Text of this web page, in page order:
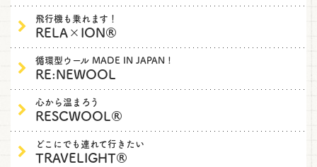
飛行機も乗れます！
RELA×ION®
循環型ウール MADE IN JAPAN !
RE:NEWOOL
心から温まろう
RESCWOOL®
どこにでも連れて行きたい
TRAVELIGHT®